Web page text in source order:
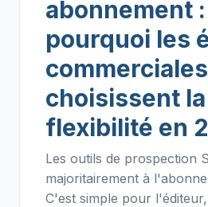
abonnement :
pourquoi les
commerciales
choisissent la
flexibilité en
Les outils de prospection
majoritairement à
C'est simple pour